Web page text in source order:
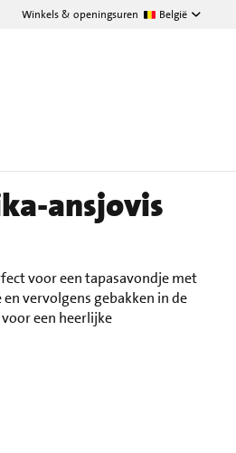
Winkels & openingsuren België
ansjovis
voor een tapasavondje met
vervolgens gebakken in de
een heerlijke